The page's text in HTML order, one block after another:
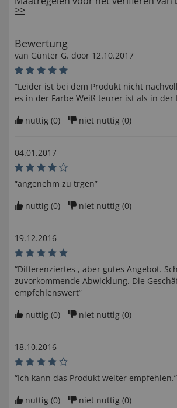
>>
Bewertung
van Günter G. door 12.10.2017
“Leider ist bei dem Produkt nicht
es in der Farbe Weiß teurer ist als in der
nuttig (0) niet nuttig (0)
04.01.2017
“angenehm zu trgen”
nuttig (0) niet nuttig (0)
19.12.2016
“Differenziertes , aber gutes Angebot.
zuvorkommende Abwicklung. Die
empfehlenswert”
nuttig (0) niet nuttig (0)
18.10.2016
“Ich kann das Produkt weiter empfehlen.”
nuttig (0) niet nuttig (0)